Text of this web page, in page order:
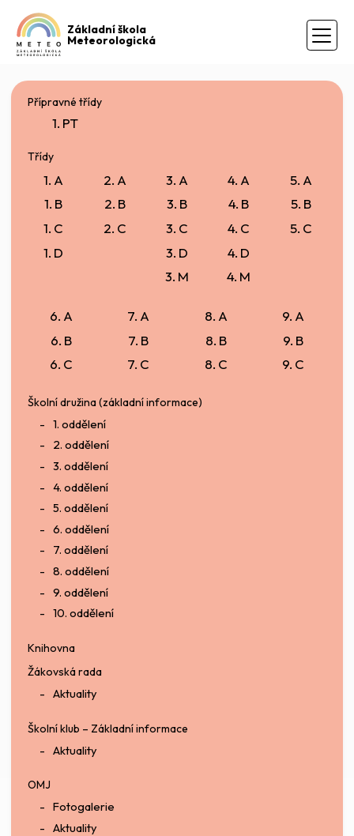
Základní škola
Meteorologická
Přípravné třídy
1. PT
Třídy
1. A
1. B
1. C
1. D
2. A
2. B
2. C
3. A
3. B
3. C
3. D
3. M
4. A
4. B
4. C
4. D
4. M
5. A
5. B
5. C
6. A
6. B
6. C
7. A
7. B
7. C
8. A
8. B
8. C
9. A
9. B
9. C
Školní družina (základní informace)
1. oddělení
2. oddělení
3. oddělení
4. oddělení
5. oddělení
6. oddělení
7. oddělení
8. oddělení
9. oddělení
10. oddělení
Knihovna
Žákovská rada
Aktuality
Školní klub – Základní informace
Aktuality
OMJ
Fotogalerie
Aktuality